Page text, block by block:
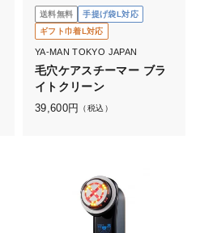
送料無料
手提げ袋L対応
ギフト巾着L対応
YA-MAN TOKYO JAPAN
毛穴ケアスチーマー ブラ
イトクリーン
39,600円 （税込）